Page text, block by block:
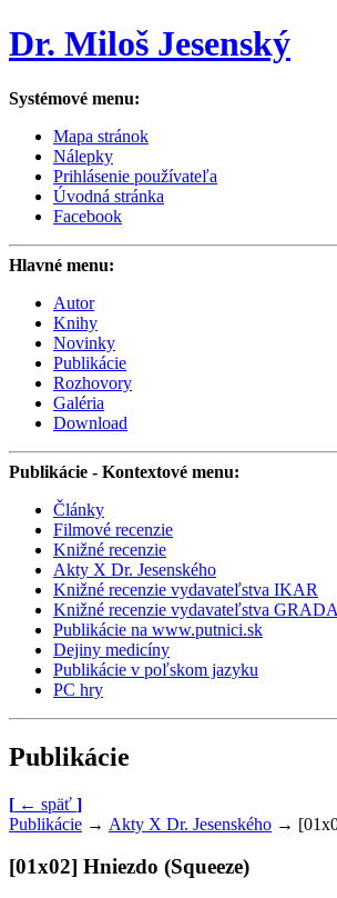
Dr. Miloš Jesenský
Systémové menu:
Mapa stránok
Nálepky
Prihlásenie používateľa
Úvodná stránka
Facebook
Hlavné menu:
Autor
Knihy
Novinky
Publikácie
Rozhovory
Galéria
Download
Publikácie - Kontextové menu:
Články
Filmové recenzie
Knižné recenzie
Akty X Dr. Jesenského
Knižné recenzie vydavateľstva IKAR
Knižné recenzie vydavateľstva GRADA
Publikácie na www.putnici.sk
Dejiny medicíny
Publikácie v poľskom jazyku
PC hry
Publikácie
[ ← späť ]
Publikácie → Akty X Dr. Jesenského →
[01x02] Hniezdo (Squeeze)